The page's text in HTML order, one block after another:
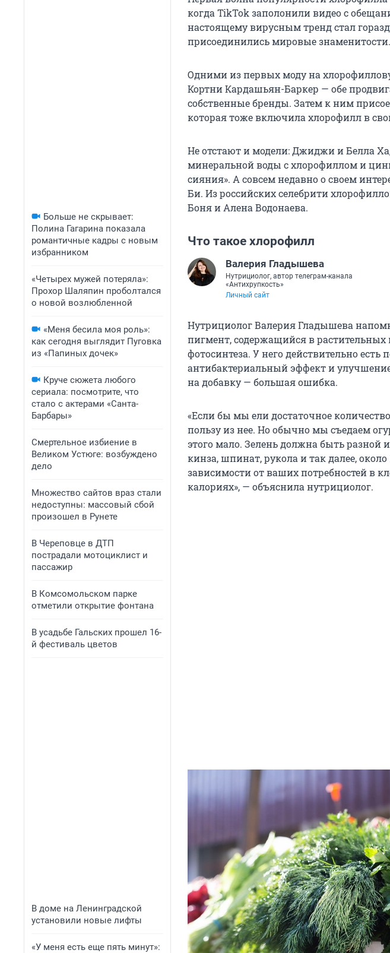
Больше не скрывает:
Полина Гагарина показала
романтичные кадры с новым
избранником
«Четырех мужей потеряла»:
Прохор Шаляпин проболтался
о новой возлюбленной
«Меня бесила моя роль»:
как сегодня выглядит Пуговка
из «Папиных дочек»
Круче сюжета любого
сериала: посмотрите, что
стало с актерами «Санта-
Барбары»
Смертельное избиение в
Великом Устюге: возбуждено
дело
Множество сайтов враз стали
недоступны: массовый сбой
произошел в Рунете
В Череповце в ДТП
пострадали мотоциклист и
пассажир
В Комсомольском парке
отметили открытие фонтана
В усадьбе Гальских прошел 16-
й фестиваль цветов
В доме на Ленинградской
установили новые лифты
«У меня есть еще пять минут»:
когда TikTok заполонили видео с
настоящему вирусным тренд стал
присоединились мировые знаменитости.
Одними из первых моду на
Кортни Кардашьян-Баркер — обе
собственные бренды. Затем к ним
которая тоже включила хлорофилл в
Не отстают и модели: Джиджи и Белла
минеральной воды с хлорофиллом и
сияния». А совсем недавно о своем
Би. Из российских селебрити
Боня и Алена Водонаева.
Что такое хлорофилл
Валерия Гладышева
Нутрициолог, автор телеграм-канала
«Антихрупкость»
Личный сайт
Нутрициолог Валерия Гладышева
пигмент, содержащийся в растительных
фотосинтеза. У него действительно есть
антибактериальный эффект и
на добавку — большая ошибка.
«Если бы мы ели достаточное
пользу из нее. Но обычно мы съедаем
этого мало. Зелень должна быть разной
кинза, шпинат, рукола и так далее,
зависимости от ваших потребностей в
калориях», — объяснила нутрициолог.